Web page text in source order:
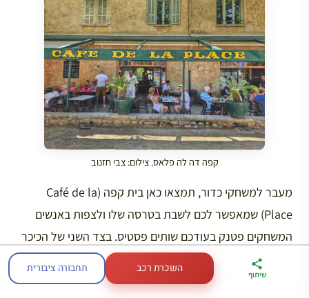
קפה דה לה פלאס. צילום: צבי חזנוב
מעבר למשחקי כדור, תמצאו כאן בית קפה (Café de la
Place) שמאפשר לכם לשבת בטרסה שלו ולצפות באנשים
המשחקים פטנק בעודכם שותים פסטיס. בצד השני של הכיכר
תמצאו את האכסנייה המפורסמת La Colombe d’Or, אותה
הזכרתי בפרק שעוסק בהיסטוריה של סן פול דה ואנס.
ארגז הכלים שלי
לטיול בצרפת
מדריך פריז
במתנה
דברו
איתי בווטסאפ
שיתוף השכרת רכב תחבורה ציבורית